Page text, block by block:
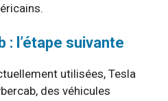
: l’étape suivante
utilisées, Tesla
des véhicules